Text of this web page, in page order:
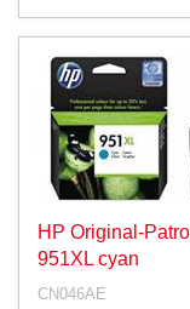
HP Original-
951XL cyan
CN046AE